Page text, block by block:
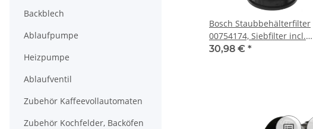
Bosch Staubbehälterfilter
00754174, Siebfilter incl.
Dichtung für Staubsauger
30,98 € *
Backblech
Ablaufpumpe
Heizpumpe
Ablaufventil
Zubehör Kaffeevollautomaten
Zubehör Kochfelder, Backöfen